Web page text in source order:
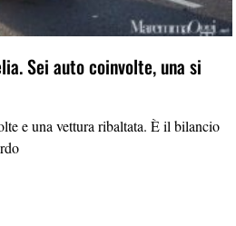
Sei auto coinvolte, una si
e una vettura ribaltata. È il bilancio